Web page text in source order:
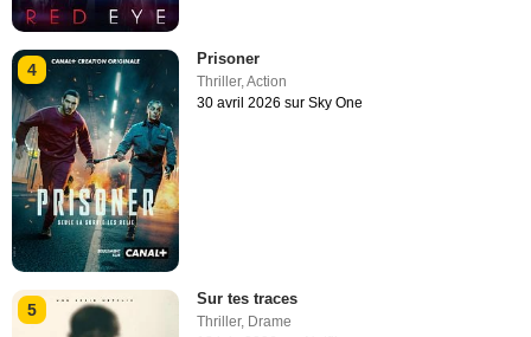
4
Prisoner
Thriller,Action
30 avril 2026 sur Sky One
5
Sur tes traces
Thriller, Drame